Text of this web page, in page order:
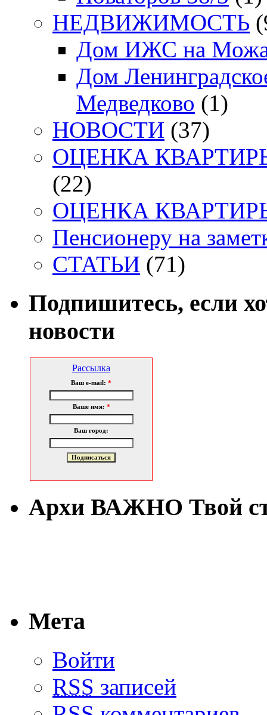
НЕДВИЖИМОСТЬ
Дом ИЖС на
Дом
Медведково (1)
НОВОСТИ (37)
ОЦЕНКА КВАРТИРЫ.
(22)
ОЦЕНКА КВАРТИРЫ.
Пенсионеру на
СТАТЬИ (71)
Подпишитесь, если
новости
Рассылка
Ваш e-mail: *
Ваше имя: *
Ваш город:
Архи ВАЖНО Твой
Мета
Войти
RSS записей